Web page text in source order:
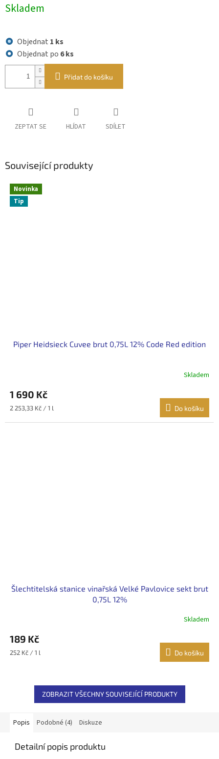
Skladem
Objednat 1 ks
Objednat po 6 ks
Přidat do košíku
ZEPTAT SE HLÍDAT SDÍLET
Související produkty
Novinka
Tip
Piper Heidsieck Cuvee brut 0,75L 12% Code Red edition
Skladem
1 690 Kč
Měrná
2 253,33 Kč / 1 l Do košíku
Šlechtitelská stanice vinařská Velké Pavlovice sekt brut
0,75L 12%
Skladem
189 Kč
Měrná
252 Kč / 1 l Do košíku
ZOBRAZIT VŠECHNY SOUVISEJÍCÍ PRODUKTY
Popis Podobné (4) Diskuze
Detailní popis produktu